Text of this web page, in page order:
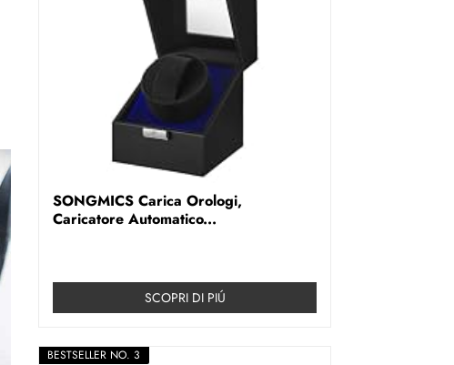
SONGMICS Carica Orologi,
Caricatore Automatico...
SCOPRI DI PIÚ
BESTSELLER NO. 3